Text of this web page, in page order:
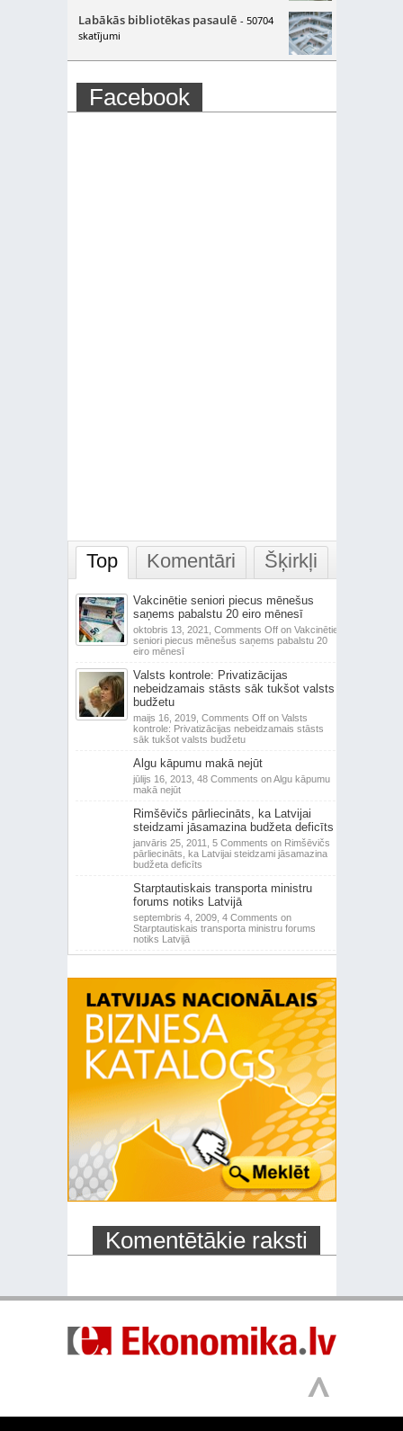
Labākās bibliotēkas pasaulē - 50704
skatījumi
Facebook
Top Komentāri Šķirkļi
Vakcinētie seniori piecus mēnešus
saņems pabalstu 20 eiro mēnesī
oktobris 13, 2021, Comments Offon Vakcinētie
seniori piecus mēnešus saņems pabalstu 20
eiro mēnesī
Valsts kontrole: Privatizācijas
nebeidzamais stāsts sāk tukšot valsts
budžetu
maijs 16, 2019, Comments Offon Valsts
kontrole: Privatizācijas nebeidzamais stāsts
sāk tukšot valsts budžetu
Algu kāpumu makā nejūt
jūlijs 16, 2013, 48 Comments on Algu kāpumu
makā nejūt
Rimšēvičs pārliecināts, ka Latvijai
steidzami jāsamazina budžeta deficīts
janvāris 25, 2011, 5 Comments on Rimšēvičs
pārliecināts, ka Latvijai steidzami jāsamazina
budžeta deficīts
Starptautiskais transporta ministru
forums notiks Latvijā
septembris 4, 2009, 4 Comments on
Starptautiskais transporta ministru forums
notiks Latvijā
Komentētākie raksti